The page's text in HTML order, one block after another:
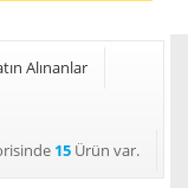
Alınanlar
15 Ürün var.